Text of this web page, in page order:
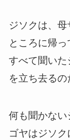
ジソクは、
ところに帰っ
すべて聞い
を立ち去るの
何も聞かない
ゴヤはジソク